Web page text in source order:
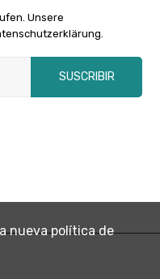
Unsere
SUSCRIBIR
nueva política de